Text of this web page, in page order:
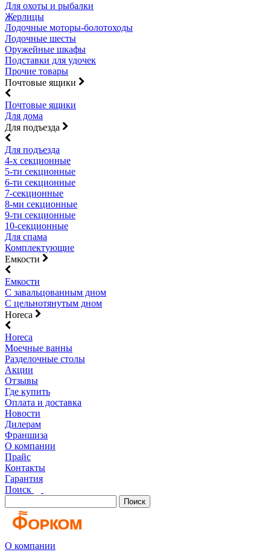
Для охоты и рыбалки
Жерлицы
Лодочные моторы-болотоходы
Лодочные шесты
Оружейные шкафы
Подставки для удочек
Прочие товары
Почтовые ящики
Почтовые ящики
Для дома
Для подъезда
Для подъезда
4-х секционные
5-ти секционные
6-ти секционные
7-секционные
8-ми секционные
9-ти секционные
10-секционные
Для спама
Комплектующие
Емкости
Емкости
С завальцованным дном
С цельнотянутым дном
Horeca
Horeca
Моечные ванны
Разделочные столы
Акции
Отзывы
Где купить
Оплата и доставка
Новости
Дилерам
Франшиза
О компании
Прайс
Контакты
Гарантия
Поиск
Поиск
О компании